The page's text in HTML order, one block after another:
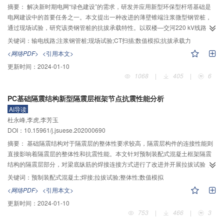
界层的分离现象。数值结果表明，涡旋的涡量供应主要来自结构表面的剪切边
界层，而这些反旋涡量是由前一时刻的分离涡运动引起的逆压梯度诱导生成
的。涡旋的生成、泄放、拉伸、对流、耗散会显著改变水下结构物周围的局部
流场，进而影响局部冲淤和受力，工程设计中应考虑涡旋引起的复杂流动效
摘要： 解决新时期电网“绿色建设”的需求，研发并应用新型环保型杆塔基础是
电网建设中的首要任务之一。本文提出一种改进的薄壁锥端注浆微型钢管桩，
通过现场试验，研究该类钢管桩的抗拔承载特性。以双楼—交河220 kV线路工
程为背景，设计出$\varnothing $159和$\varnothing $203 mm两种桩径、5 和8
m两种埋深、注浆与不注浆两种条件，共18根钢管桩，开展18组试验桩的现场
抗拔承载特性试验，对比分析了注浆作用对不同型号抗拔桩荷载位移曲线、抗
拔承载力及桩周土体破坏模式的影响；基于现场试验获取的桩土界面破坏机
制，建立桩土体系的有限元模型，对钢管桩上拔变形破坏过程进行数值模拟分
土体的抗剪强度参数和微观结构，分析注浆作用对桩周土体影响的宏微观机
制。结果表明：1）注浆前后钢管桩荷载位移曲线由陡变型转变为缓变型，塑性
变形特性增强；2）注浆前后，钢管桩抗拔承载力提高59%～148%，提高幅度
与其长细比呈负相关；3）未注浆钢管桩发生破坏时，地表土体鲜见裂缝，桩体
近乎被抽出，注浆钢管桩破坏时地表土体出现径向与环向裂缝；4）注浆过程中
的浆液向土体空隙中不断渗透，充填了大量空隙，从而加固了桩周土体，最终
在钢管桩周围形成水泥固结体，并与桩周土体之间形成剪切面，这一结论同时
得到数值模拟结果的佐证。注浆作用对钢管桩抗拔承载力的影响机制主要体现
该桩型具有施工周期快、承载力高、对周围环境破坏小的优点，在双楼—交河
220 kV线路工程中应用效果良好。
关键词： 输电线路;注浆钢管桩;现场试验;CT扫描;数值模拟;抗拔承载力
<网络PDF> <引用本文>
更新时间： 2024-01-10
1068
| 405 | 6
PC基础隔震结构新型隔震层框架节点抗震性能分析
AI导读
杜永峰,李虎,李芳玉
DOI：10.15961/j.jsuese.202000690
摘要： 基础隔震结构对于隔震层的整体性要求较高，隔震层构件的连接性能则
直接影响着隔震层的整体性和抗震性能。本文针对预制装配式混凝土框架隔震
结构的隔震层部分，对梁底纵筋的焊接连接方式进行了改进并开展拉拔试验，
提出了一种框架节点连接方式。利用ABAQUS建立了新型隔震层框架节点与传
统现浇节点的有限元分析模型，施加低周往复荷载作用，对比两类节点的整体
性和抗震性能差异，并对新型隔震层框架节点的连接构造进行改进。分析结果
表明：采用钢板焊接连接时，钢筋连接试件的抗拉强度与通长钢筋接近，在钢
板上开槽再焊接可显著减小连接钢板的弯曲变形；预制装配式隔震层框架节点
关键词： 预制装配式混凝土;焊接;拉拔试验;整体性;数值模拟
<网络PDF> <引用本文>
更新时间： 2024-01-10
753
| 466 | 3